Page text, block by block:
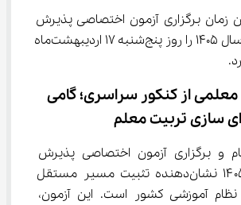
برگزاری آزمون اختصاصی پذیرش
دانشجو – معلم سال 1405 را روز پنج‌شنبه 17 اردیبهشت‌ماه
از کنکور سراسری؛ گامی
زمان ثبت‌نام و برگزاری آزمون اختصاصی پذیرش
دانشجو معلم ۱۴۰۵ نشان‌دهنده تثبیت مسیر مستقل
آموزشی کشور است. این آزمون،